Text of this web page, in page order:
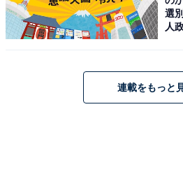
Audio対応/ブラック WH-CH720N
Amazonで見
ソニー「WH-1000XM4」
選
人
連載をもっと